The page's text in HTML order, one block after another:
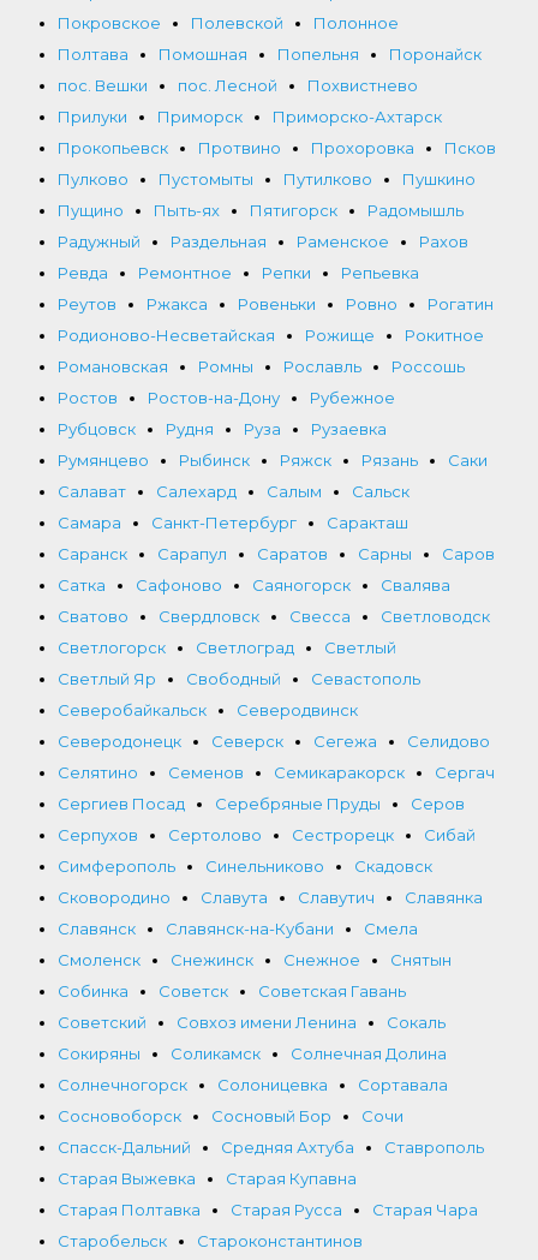
Покровское
Полевской
Полонное
Полтава
Помошная Попельня
Поронайск
пос. Вешки
пос. Лесной
Похвистнево
Прилуки
Приморск
Приморско-Ахтарск
Прокопьевск
Протвино Прохоровка
Псков
Пулково
Пустомыты Путилково
Пушкино
Пущино
Пыть-ях Пятигорск
Радомышль
Радужный
Раздельная Раменское
Рахов
Ревда
Ремонтное Репки
Репьевка
Реутов
Ржакса Ровеньки Ровно
Рогатин
Родионово-Несветайская
Рожище
Рокитное
Романовская
Ромны Рославль
Россошь
Ростов
Ростов-на-Дону
Рубежное
Рубцовск
Рудня Руза
Рузаевка
Румянцево
Рыбинск Ряжск Рязань
Саки
Салават
Салехард Салым
Сальск
Самара
Санкт-Петербург
Саракташ
Саранск
Сарапул Саратов Сарны
Саров
Сатка
Сафоново Саяногорск
Свалява
Сватово
Свердловск Свесса
Светловодск
Светлогорск
Светлоград
Светлый
Светлый Яр
Свободный
Севастополь
Северобайкальск
Северодвинск
Северодонецк
Северск Сегежа
Селидово
Селятино
Семенов Семикаракорск
Сергач
Сергиев Посад
Серебряные Пруды
Серов
Серпухов
Сертолово Сестрорецк
Сибай
Симферополь
Синельниково
Скадовск
Сковородино
Славута Славутич
Славянка
Славянск
Славянск-на-Кубани
Смела
Смоленск
Снежинск Снежное
Снятын
Собинка
Советск
Советская Гавань
Советский
Совхоз имени Ленина
Сокаль
Сокиряны
Соликамск
Солнечная Долина
Солнечногорск
Солоницевка
Сортавала
Сосновоборск
Сосновый Бор
Сочи
Спасск-Дальний
Средняя Ахтуба
Ставрополь
Старая Выжевка
Старая Купавна
Старая Полтавка
Старая Русса
Старая Чара
Старобельск
Староконстантинов